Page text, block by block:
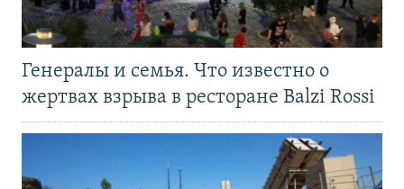
Генералы и семья. Что известно о
жертвах взрыва в ресторане Balzi Rossi